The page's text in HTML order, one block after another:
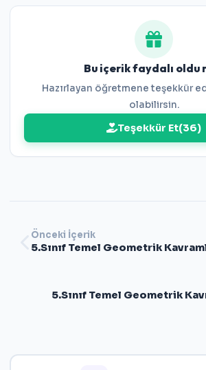
Bu içerik faydalı oldu
Hazırlayan öğretmene teşekkür
olabilirsin.
Teşekkür Et(36)
Önceki İçerik
5.Sınıf Temel Geometrik
5.Sınıf Temel Geometrik